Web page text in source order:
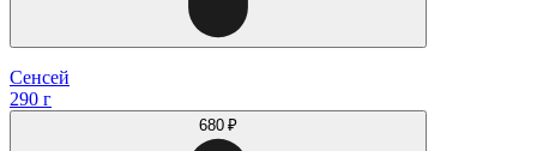
Сенсей
290 г
680 ₽